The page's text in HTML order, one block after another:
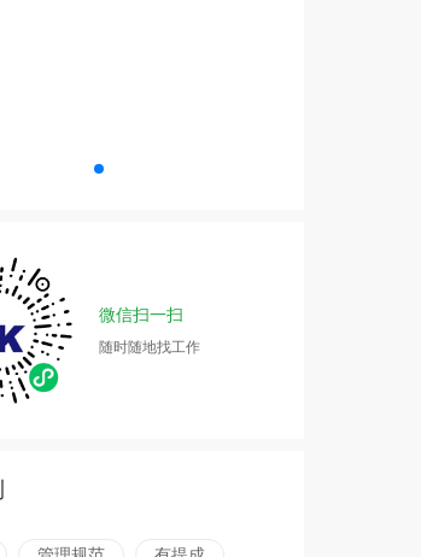
微信扫一扫
随时随地找工作